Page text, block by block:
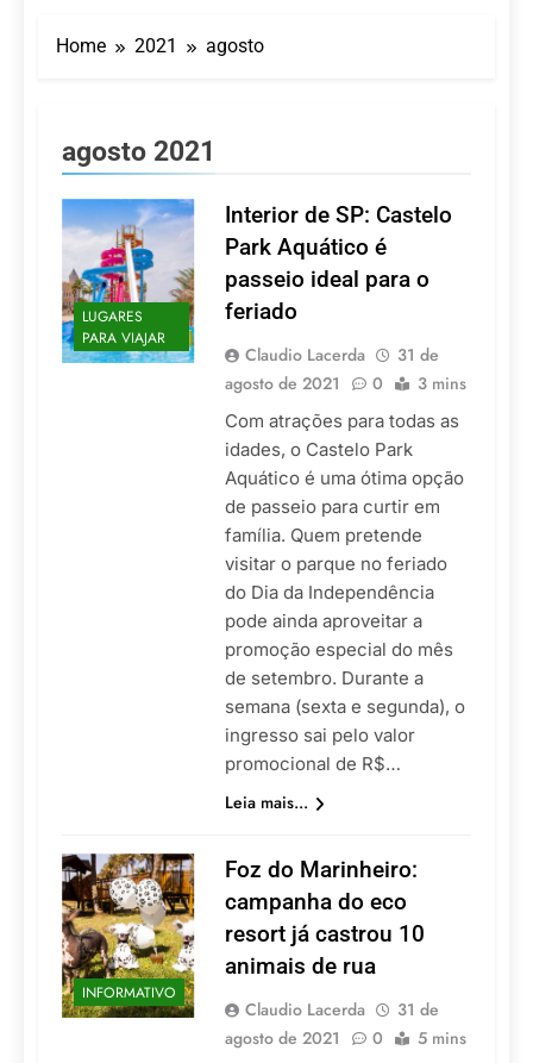
nos aeroportos da
7 De Agosto De 2026
Balanger assume
comando do Wyndham
São Paulo Ibirapuera
5 De Agosto De 2026
LATAM anuncia 42
rotas na primeira fase
de operação do
Embraer 195-E2
5 De Agosto De 2026
Azul retoma voos
Alegre e Montevidéu
em dezembro
Home 2021 agosto
agosto 2021
LUGARES
PARA VIAJAR
Interior de SP: Castelo
Park Aquático é
passeio ideal para o
feriado
Claudio Lacerda
31 de
agosto de 2021
0 3 mins
Com atrações para todas as
idades, o Castelo Park
Aquático é uma ótima opção
de passeio para curtir em
família. Quem pretende
visitar o parque no feriado
do Dia da Independência
pode ainda aproveitar a
promoção especial do mês
de setembro. Durante a
semana (sexta e segunda), o
ingresso sai pelo valor
promocional de R$…
Leia mais...
INFORMATIVO
Foz do Marinheiro:
campanha do eco
resort já castrou 10
animais de rua
Claudio Lacerda
31 de
agosto de 2021
0 5 mins